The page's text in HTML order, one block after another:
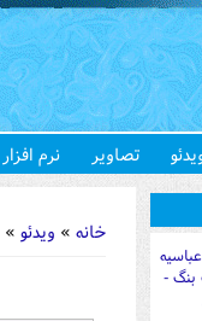
تصاویر نرم افزار
خانه » ویدئو »
بنگ -